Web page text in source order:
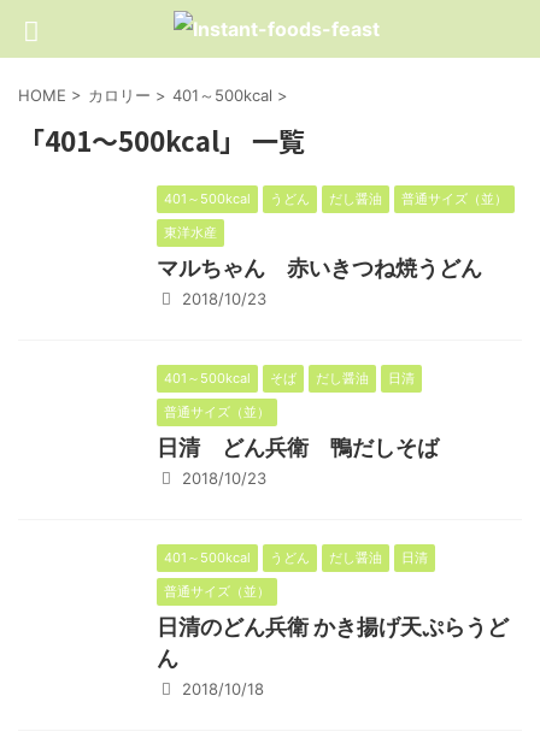
HOME > カロリー > 401～500kcal >
「401～500kcal」 一覧
401～500kcal うどん だし醤油
普通サイズ（並）
東洋水産
マルちゃん 赤いきつね焼うどん
2018/10/23
401～500kcal そば だし醤油
日清
普通サイズ（並）
日清 どん兵衛 鴨だしそば
2018/10/23
401～500kcal うどん だし醤油
日清
普通サイズ（並）
日清のどん兵衛 かき揚げ天ぷらうど
ん
2018/10/18